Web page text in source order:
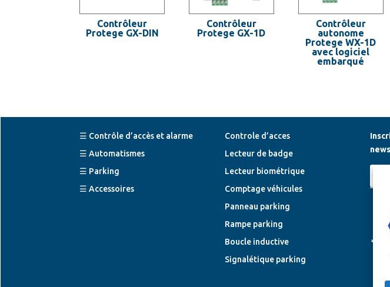
Contrôleur
Protege GX-DIN
Contrôleur
Protege GX-1D
Contrôleur
autonome
Protege WX-1D
avec logiciel
embarqué
☰ Contrôle d’accès et alarme
☰ Automatismes
☰ Parking
☰ Accessoires
Controle d’acces
Lecteur de badge
Lecteur biométrique
Comptage véhicules
Panneau parking
Rampe parking
Boucle inductive
Signalétique parking